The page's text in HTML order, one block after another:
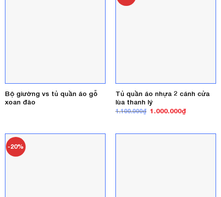
Bộ giường vs tủ quần áo gỗ
xoan đào
Tủ quần áo nhựa 2 cánh cửa
lùa thanh lý
1.100.000₫ Giá
1.000.000₫Giá
-20%